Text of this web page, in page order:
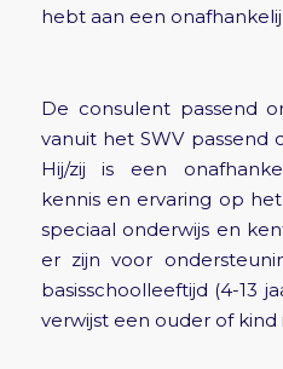
hebt aan een
De consulent passend
vanuit het SWV passend
Hij/zij is een
kennis en ervaring op
speciaal onderwijs en
er zijn voor
basisschoolleeftijd (4-13
verwijst een ouder of